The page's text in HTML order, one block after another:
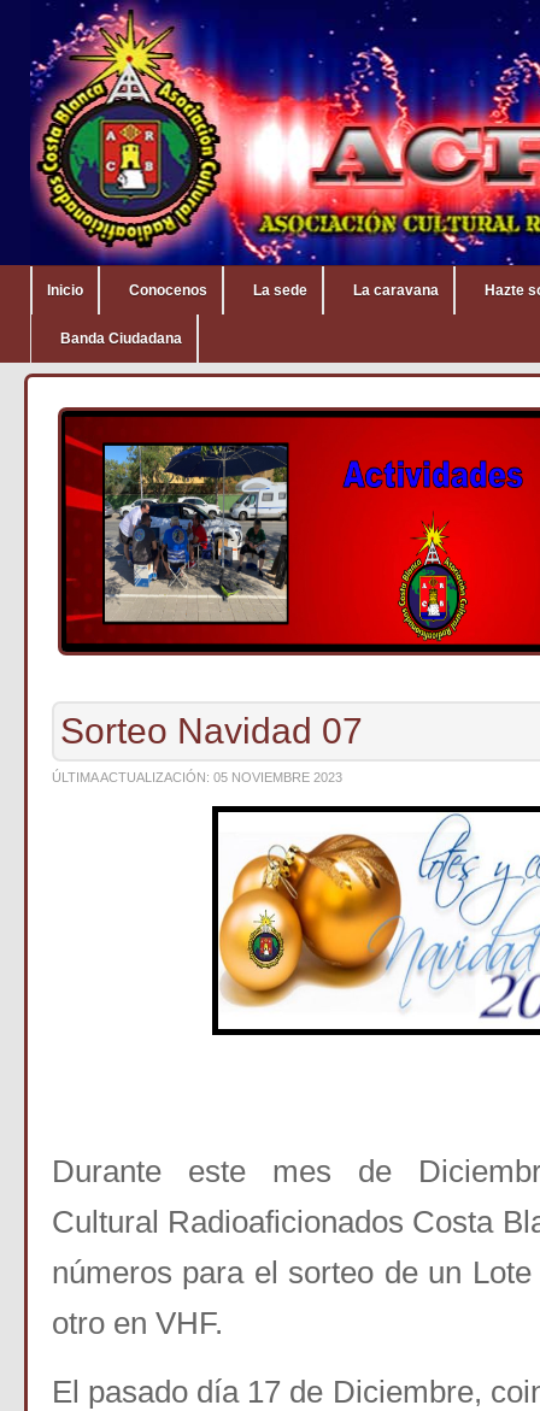
Inicio Conocenos La sede La caravana Hazte
Banda Ciudadana
Sorteo Navidad 07
ÚLTIMA ACTUALIZACIÓN: 05 NOVIEMBRE 2023
Durante este mes de
Cultural Radioaficionados Costa
números para el sorteo de un
otro en VHF.
El pasado día 17 de Diciembre,